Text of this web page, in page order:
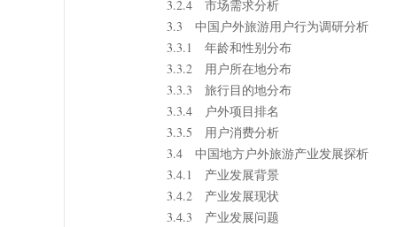
3.2.4 市场需求分析
3.3 中国户外旅游用户行为调研分析
3.3.1 年龄和性别分布
3.3.2 用户所在地分布
3.3.3 旅行目的地分布
3.3.4 户外项目排名
3.3.5 用户消费分析
3.4 中国地方户外旅游产业发展探析
3.4.1 产业发展背景
3.4.2 产业发展现状
3.4.3 产业发展问题